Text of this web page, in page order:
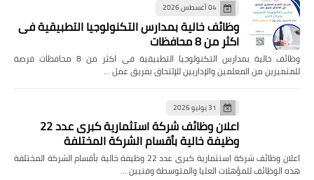
04 أغسطس 2026
وظائف خالية بمدارس التكنولوجيا التطبيقية فى
اكثر من 8 محافظات
وظائف خالية بمدارس التكنولوجيا التطبيقية فى اكثر من 8 محافظات فرصة
من المعلمين والإداريين للإلتحاق بفريق عمل …
31 يوليو 2026
اعلان وظائف شركة استثمارية كبرى عدد 22
وظيفة خالية بأقسام الشركة المختلفة
اعلان وظائف شركة استثمارية كبرى عدد 22 وظيفة خالية بأقسام الشركة المختلفة
الوظائف للمؤهلات العليا والمتوسطة وفنيين …